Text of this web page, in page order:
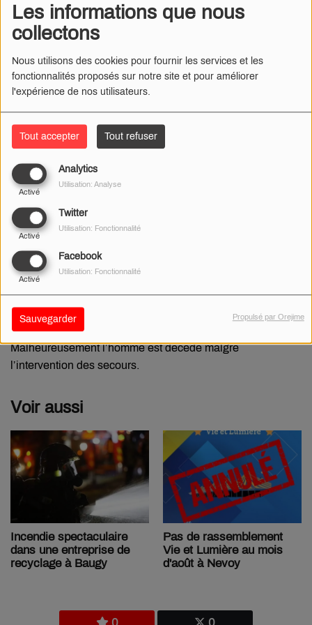
Les informations que nous
collectons
Nous utilisons des cookies pour fournir les services et les
fonctionnalités proposés sur notre site et pour améliorer
l'expérience de nos utilisateurs.
Tout accepter Tout refuser
Analytics
Activé
Utilisation: Analyse
Twitter
Activé
Utilisation: Fonctionnalité
Facebook
Activé
Utilisation: Fonctionnalité
Sauvegarder Propulsé par Orejime
09 JANVIER 2025
Radio Numéro 1
matin à Sauvigny-les-bois, juste avant Imphy au niveau de
Selon nos confrères du journal du Centre, une enquête est
ouverte après un accident de la route à Sauvigny-les-bois.
Il faisait encore nuit quand une voiture a percuté un piéton
au milieu de la route, un homme de 95 ans.
Malheureusement l’homme est décédé malgré
l’intervention des secours.
Voir aussi
Incendie spectaculaire
dans une entreprise de
recyclage à Baugy
Pas de rassemblement
Vie et Lumière au mois
d'août à Nevoy